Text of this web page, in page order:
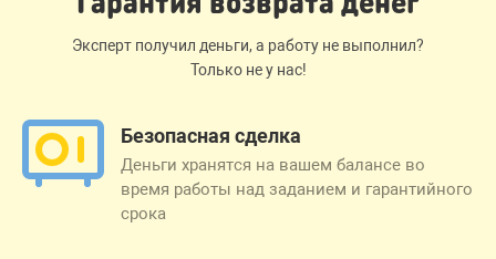
Эксперт получил деньги, а работу не выполнил?
Только не у нас!
Безопасная сделка
Деньги хранятся на вашем балансе во
время работы над заданием и гарантийного
срока